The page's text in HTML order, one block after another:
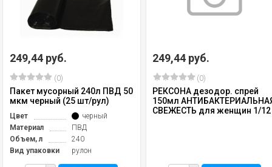
249,44 руб.
(0)
Пакет мусорный 240л ПВД 50
мкм черный (25 шт/рул)
Цвет
черный
Материал
ПВД
Объем, л
240
Вид упаковки
рулон
249,44 руб.
(0)
РЕКСОНА дезодор. спрей
150мл
СВЕЖЕСТЬ для женщин 1/12